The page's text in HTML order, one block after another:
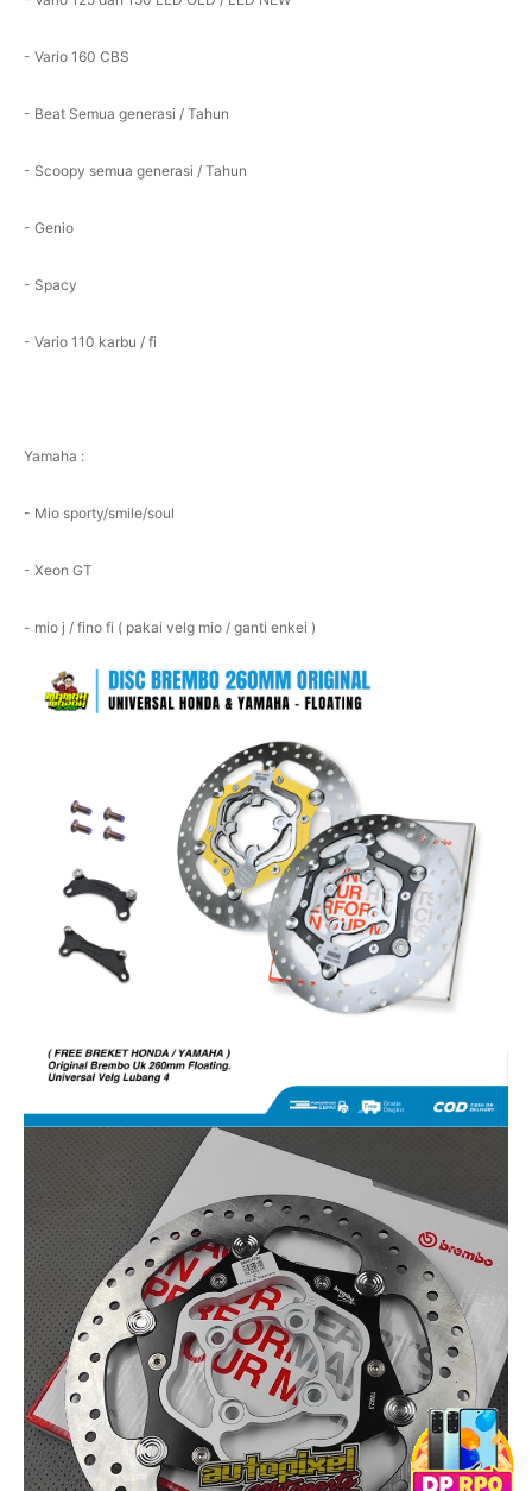
- Vario 160 CBS
- Beat Semua generasi / Tahun
- Scoopy semua generasi / Tahun
- Genio
- Spacy
- Vario 110 karbu / fi
Yamaha :
- Mio sporty/smile/soul
- Xeon GT
- mio j / fino fi ( pakai velg mio / ganti enkei )